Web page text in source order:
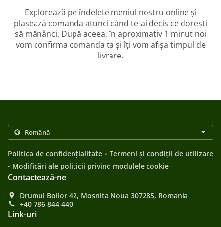
Explorează pe îndelete meniul nostru online și
plasează comanda atunci când te-ai decis ce dorești
să mănânci. După aceea, în aproximativ 1 minut noi
vom confirma comanda ta și îți vom afișa timpul de
livrare.
Politica de confidențialitate . Termeni și condiții de utilizare
. Modificări ale politicii privind modulele cookie
Contactează-ne
Drumul Boilor 42, Mosnita Noua 307285, Romania
+40 786 844 440
Link-uri